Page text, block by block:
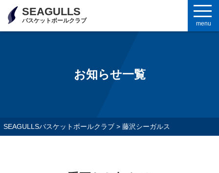
SEAGULLS
バスケットボールクラブ menu
お知らせ一覧
SEAGULLSバスケットボールクラブ> 藤沢シーガルス